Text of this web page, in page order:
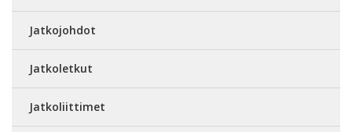
Jatkojohdot
Jatkoletkut
Jatkoliittimet